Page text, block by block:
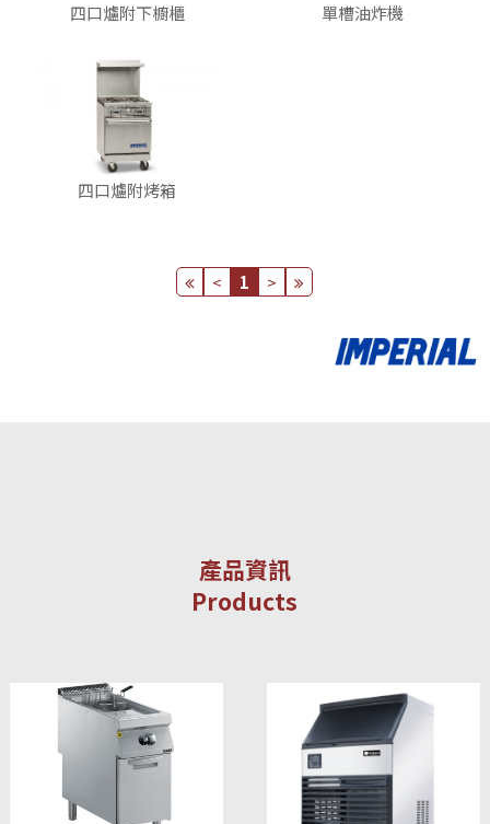
四口爐附下櫥櫃 單槽油炸機
四口爐附烤箱
< 1 >
產品資訊
Products